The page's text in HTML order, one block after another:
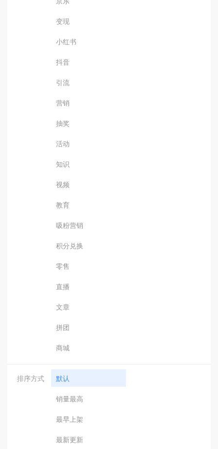
变现
小红书
抖音
引流
营销
抽奖
活动
知识
视频
教育
吸粉营销
积分兑换
零售
直播
文章
拼团
商城
排序方式 默认
销量最高
最早上架
最新更新